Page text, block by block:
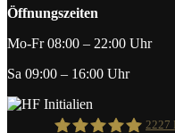
Öffnungszeiten
Mo-Fr 08:00 – 22:00 Uhr
Sa 09:00 – 16:00 Uhr
2227